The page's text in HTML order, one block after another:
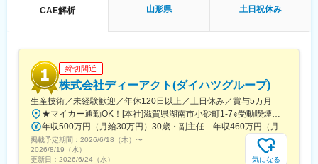
在宅勤務、サテライトオフィスの他に、移動時間の有効活用を目
（3）時差出勤制度
す。
（4）ワークライフバランス
毎週水曜日はノー残業デーです。同業他社にも働きかけを行い、
年に2回の業界一斉ノー残業デーも主導しています。
■企業魅力
国内外に貢献する業界シェアトップクラスの「技術・知識集団」
であり、68年以上の歴史を有する土木・建築系総合コンサルタン
CAE解析 山形県 土日祝休み
締切間近
株式会社ディーアクト(ダイハツグループ)
生産技術／未経験歓迎／年休120日以上／土日休み／賞与5カ月
★マイカー通勤OK！[本社]滋賀県湖南市小砂町1-7※受動喫煙対策／屋内全面禁煙
年収500万円（月給30万円）30歳・副主任 年収460万円（月給27万円）28歳
掲載予定期間： 2026/6/18（木） 〜
2026/8/19（水）
更新日： 2026/6/24（水） 気になる